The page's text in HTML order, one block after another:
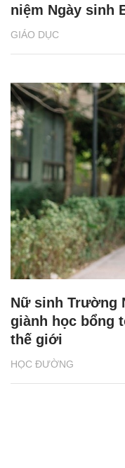
GIÁO DỤC
niệm Ngày sinh
HỌC ĐƯỜNG
Nữ sinh Trường
giành học bổng
thế giới